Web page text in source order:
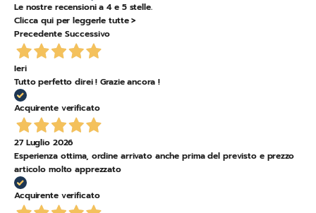
Le nostre recensioni a 4 e 5 stelle.
Clicca qui per leggerle tutte >
Precedente Successivo
Ieri
Tutto perfetto direi ! Grazie ancora !
Acquirente verificato
27 Luglio 2026
Esperienza ottima, ordine arrivato anche prima del previsto e prezzo
articolo molto apprezzato
Acquirente verificato